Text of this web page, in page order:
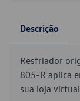
Descrição
Resfriador
805-R aplica
sua loja